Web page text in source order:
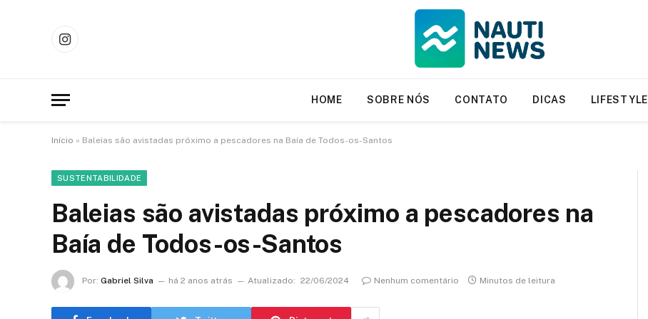
Instagram
HOME SOBRE NÓS CONTATO DICAS LIFESTYLE
Início » Baleias são avistadas próximo a pescadores na Baía de Todos-os-Santos
SUSTENTABILIDADE
Baleias são avistadas próximo a pescadores na
Baía de Todos-os-Santos
Por: Gabriel Silva há 2 anos atrás Atualizado: 22/06/2024 Nenhum comentário Minutos de leitura